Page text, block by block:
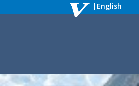
| English